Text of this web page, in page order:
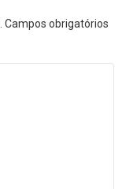
Campos obrigatórios